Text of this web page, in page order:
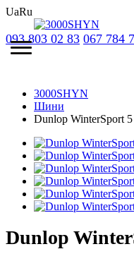
UaRu
093 803 02 83 067 784
3000SHYN
Шини
Dunlop WinterSport
Dunlop